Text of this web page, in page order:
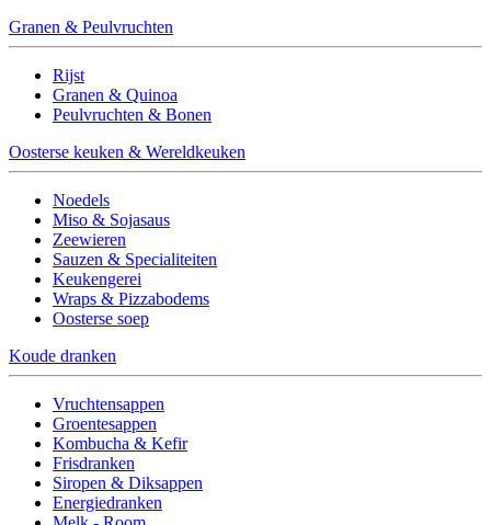
Granen & Peulvruchten
Rijst
Granen & Quinoa
Peulvruchten & Bonen
Oosterse keuken & Wereldkeuken
Noedels
Miso & Sojasaus
Zeewieren
Sauzen & Specialiteiten
Keukengerei
Wraps & Pizzabodems
Oosterse soep
Koude dranken
Vruchtensappen
Groentesappen
Kombucha & Kefir
Frisdranken
Siropen & Diksappen
Energiedranken